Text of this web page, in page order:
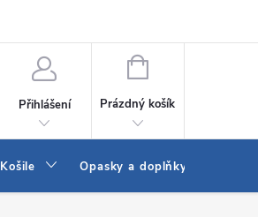
Přihlášení
NÁKUPNÍ
Prázdný košík
Košile Opasky a doplňky